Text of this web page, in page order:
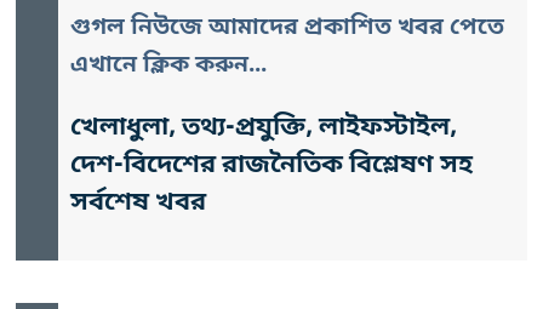
গুগল নিউজে আমাদের প্রকাশিত খবর পেতে
এখানে ক্লিক করুন...
খেলাধুলা, তথ্য-প্রযুক্তি, লাইফস্টাইল,
দেশ-বিদেশের রাজনৈতিক বিশ্লেষণ সহ
সর্বশেষ খবর